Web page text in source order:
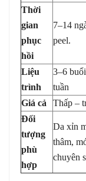
Thời
gian
phục
hồi
7–14
peel.
Liệu
trình
3–6
tuần
Giá cả
Thấp –
Đối
tượng
phù
hợp
Da xỉn
thâm,
chuyên